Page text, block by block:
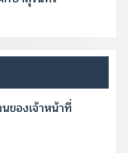
ของเจ้าหน้าที่